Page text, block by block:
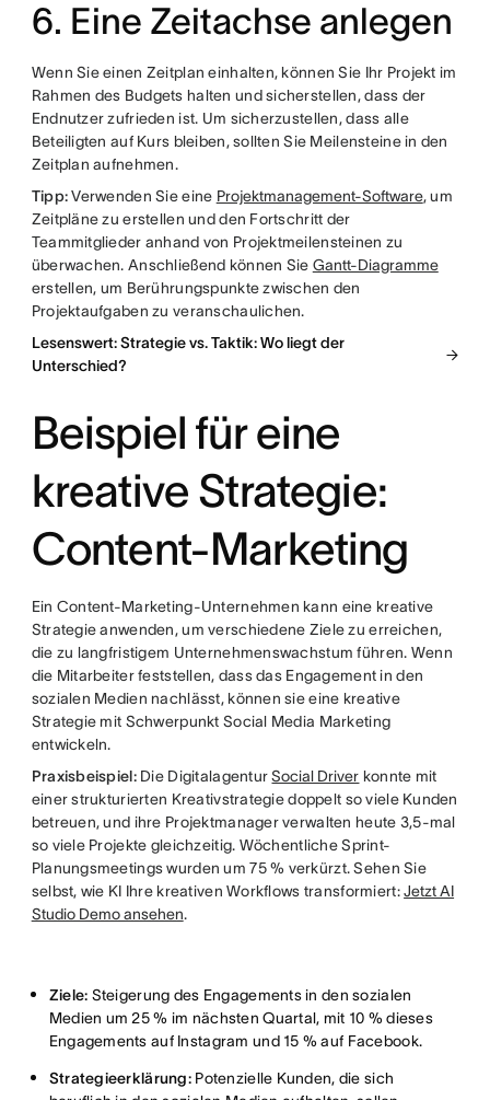
6. Eine Zeitachse anlegen
Wenn Sie einen Zeitplan einhalten, können Sie Ihr Projekt im
Rahmen des Budgets halten und sicherstellen, dass der
Endnutzer zufrieden ist. Um sicherzustellen, dass alle
Beteiligten auf Kurs bleiben, sollten Sie Meilensteine in den
Zeitplan aufnehmen.
Tipp:Verwenden Sie eine Projektmanagement-Software, um
Zeitpläne zu erstellen und den Fortschritt der
Teammitglieder anhand von Projektmeilensteinen zu
überwachen. Anschließend können Sie Gantt-Diagramme
erstellen, um Berührungspunkte zwischen den
Projektaufgaben zu veranschaulichen.
Lesenswert: Strategie vs. Taktik: Wo liegt der
Unterschied?
Beispiel für eine
kreative Strategie:
Content-Marketing
Ein Content-Marketing-Unternehmen kann eine kreative
Strategie anwenden, um verschiedene Ziele zu erreichen,
die zu langfristigem Unternehmenswachstum führen. Wenn
die Mitarbeiter feststellen, dass das Engagement in den
sozialen Medien nachlässt, können sie eine kreative
Strategie mit Schwerpunkt Social Media Marketing
entwickeln.
Praxisbeispiel:Die DigitalagenturSocial Driver konnte mit
einer strukturierten Kreativstrategie doppelt so viele Kunden
betreuen, und ihre Projektmanager verwalten heute 3,5-mal
so viele Projekte gleichzeitig. Wöchentliche Sprint-
Planungsmeetings wurden um 75 % verkürzt. Sehen Sie
selbst, wie KI Ihre kreativen Workflows transformiert:Jetzt AI
Studio Demo ansehen.
Ziele: Steigerung des Engagements in den sozialen
Medien um 25 % im nächsten Quartal, mit 10 % dieses
Engagements auf Instagram und 15 % auf Facebook.
Strategieerklärung: Potenzielle Kunden, die sich